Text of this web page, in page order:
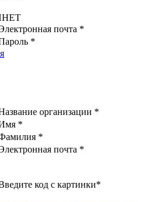
почта *
*
организации *
*
*
почта *
код с картинки*